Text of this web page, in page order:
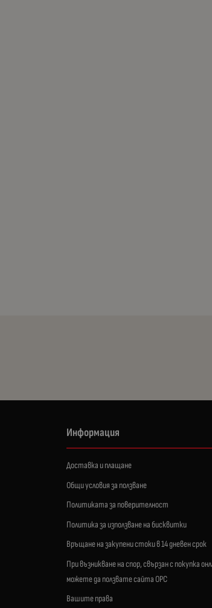
Информация
Доставка и плащане
Общи условия за ползване
Политиката за поверителност
Политика за използване на бисквитки
Връщане на закупени стоки в 14 дневен срок
При възникване на спор, свързан с покупка
можете да ползвате сайта ОРС
Вашите права